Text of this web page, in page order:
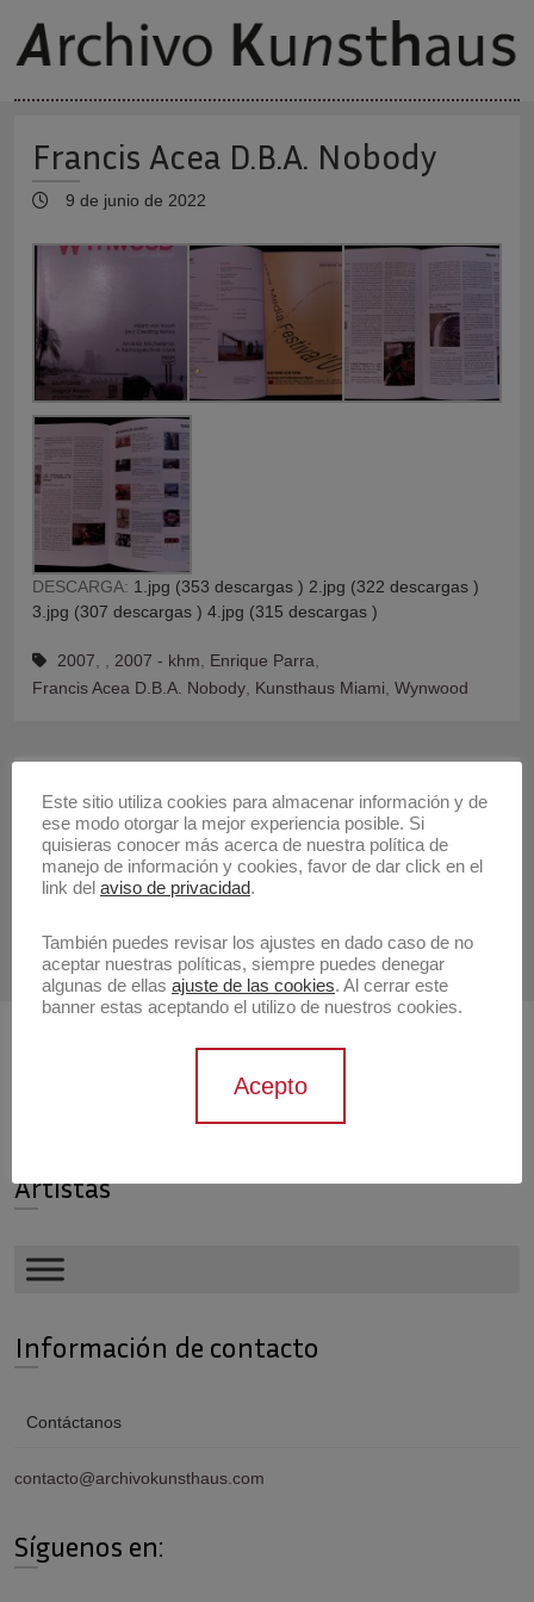
Francis Acea D.B.A. Nobody
9 de junio de 2022
DESCARGA: 1.jpg (353 descargas ) 2.jpg (322 descargas )
3.jpg (307 descargas ) 4.jpg (315 descargas )
2007 2007 - khm Enrique Parra
Francis Acea D.B.A. Nobody Kunsthaus Miami Wynwood
Publicación
anterior:
Sobre
Siguiente
Publicación
siguiente:
Invitación de «La pérdidad de la inocencia y otras
delicias»
Artistas
Información de contacto
Contáctanos
contacto@archivokunsthaus.com
Síguenos en:
Este sitio utiliza cookies para almacenar información y de
ese modo otorgar la mejor experiencia posible. Si
quisieras conocer más acerca de nuestra política de
manejo de información y cookies, favor de dar click en el
link del aviso de privacidad.
También puedes revisar los ajustes en dado caso de no
aceptar nuestras políticas, siempre puedes denegar
algunas de ellas ajuste de las cookies. Al cerrar este
banner estas aceptando el utilizo de nuestros cookies.
Acepto